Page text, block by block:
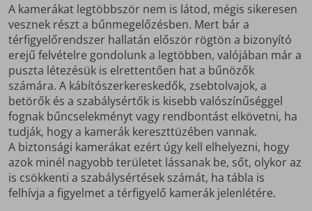
A kamerákat legtöbbször nem is látod, mégis sikeresen
vesznek részt a bűnmegelőzésben. Mert bár a
térfigyelőrendszer hallatán először rögtön a bizonyító
erejű felvételre gondolunk a legtöbben, valójában már a
puszta létezésük is elrettentően hat a bűnözők
számára. A kábítószerkereskedők, zsebtolvajok, a
betörők és a szabálysértők is kisebb valószínűséggel
fognak bűncselekményt vagy rendbontást elkövetni, ha
tudják, hogy a kamerák kereszttüzében vannak.
A biztonsági kamerákat ezért úgy kell elhelyezni, hogy
azok minél nagyobb területet lássanak be, sőt, olykor az
is csökkenti a szabálysértések számát, ha tábla is
felhívja a figyelmet a térfigyelő kamerák jelenlétére.